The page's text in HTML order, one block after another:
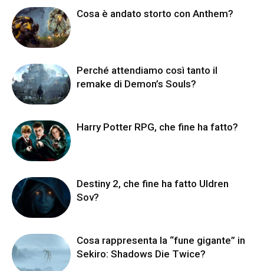
Cosa è andato storto con Anthem?
Perché attendiamo così tanto il
remake di Demon’s Souls?
Harry Potter RPG, che fine ha fatto?
Destiny 2, che fine ha fatto Uldren
Sov?
Cosa rappresenta la “fune gigante” in
Sekiro: Shadows Die Twice?